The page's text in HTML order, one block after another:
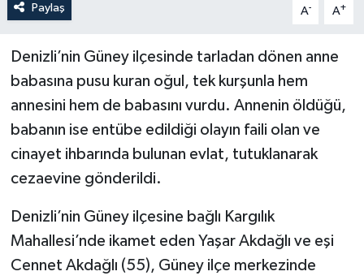
Paylaş A- A+
Denizli’nin Güney ilçesinde tarladan dönen anne
babasına pusu kuran oğul, tek kurşunla hem
annesini hem de babasını vurdu. Annenin öldüğü,
babanın ise entübe edildiği olayın faili olan ve
cinayet ihbarında bulunan evlat, tutuklanarak
cezaevine gönderildi.
Denizli’nin Güney ilçesine bağlı Kargılık
Mahallesi’nde ikamet eden Yaşar Akdağlı ve eşi
Cennet Akdağlı (55), Güney ilçe merkezinde